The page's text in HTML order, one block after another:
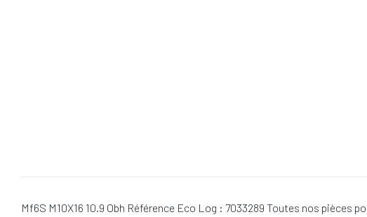
Mf6S M10X16 10.9 Obh Référence Eco Log : 7033289 Toutes nos